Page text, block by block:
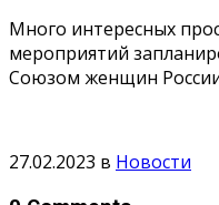
Много интересных
мероприятий
Союзом женщин
27.02.2023 в Новости